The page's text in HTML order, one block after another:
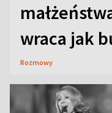
wraca jak
Rozmowy